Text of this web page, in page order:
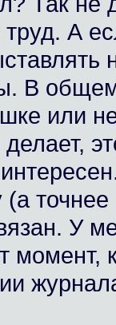
А
В
или
точнее
У
момент,